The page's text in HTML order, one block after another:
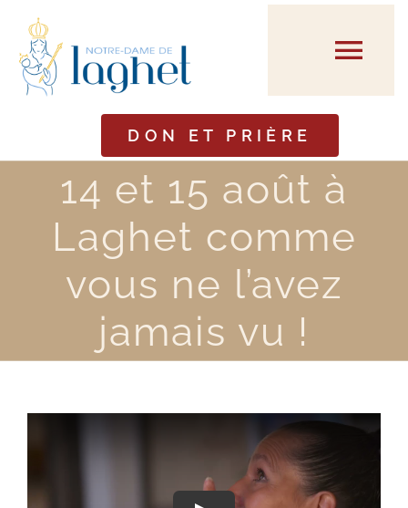
Passer
contenu
DON ET PRIÈRE
Présentation
Prier
Horaires
Événements
14 et 15 août à
Laghet comme
vous ne l’avez
jamais vu !